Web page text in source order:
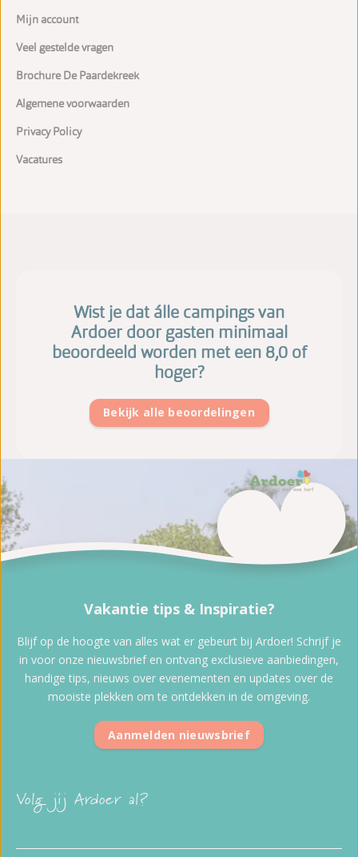
Mijn account
Veel gestelde vragen
Brochure De Paardekreek
Algemene voorwaarden
Privacy Policy
Vacatures
Wist je dat álle campings van
Ardoer door gasten minimaal
beoordeeld worden met een 8,0 of
hoger?
Bekijk alle beoordelingen
Volg jij Ardoer al?
Vakantie tips & Inspiratie?
Blijf op de hoogte van alles wat er gebeurt bij Ardoer! Schrijf je
in voor onze nieuwsbrief en ontvang exclusieve aanbiedingen,
handige tips, nieuws over evenementen en updates over de
mooiste plekken om te ontdekken in de omgeving.
Aanmelden nieuwsbrief